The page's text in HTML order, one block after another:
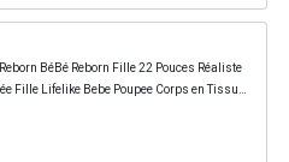
BéBé Reborn Fille 22 Pouces Réaliste
Fille Lifelike Bebe Poupee Corps en Tissu